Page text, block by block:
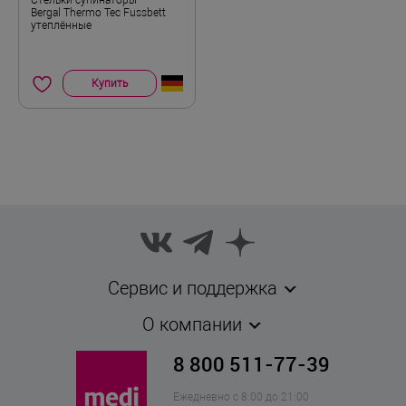
Bergal Thermo Tec Fussbett
утеплённые
Купить
Сервис и поддержка
О компании
8 800 511-77-39
Ежедневно с 8:00 до 21:00